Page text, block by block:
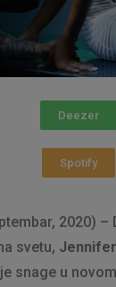
Deezer
Spotify
2020) –
svetu,
snage u